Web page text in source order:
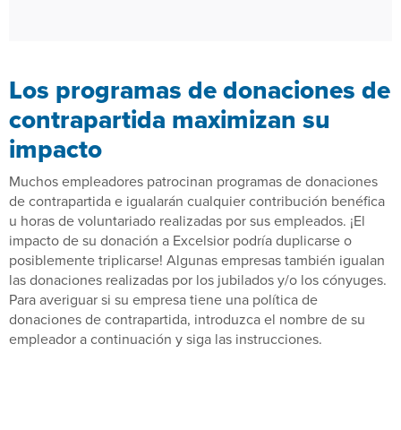
Los programas de donaciones de
contrapartida maximizan su
impacto
Muchos empleadores patrocinan programas de donaciones
de contrapartida e igualarán cualquier contribución benéfica
u horas de voluntariado realizadas por sus empleados. ¡El
impacto de su donación a Excelsior podría duplicarse o
posiblemente triplicarse! Algunas empresas también igualan
las donaciones realizadas por los jubilados y/o los cónyuges.
Para averiguar si su empresa tiene una política de
donaciones de contrapartida, introduzca el nombre de su
empleador a continuación y siga las instrucciones.